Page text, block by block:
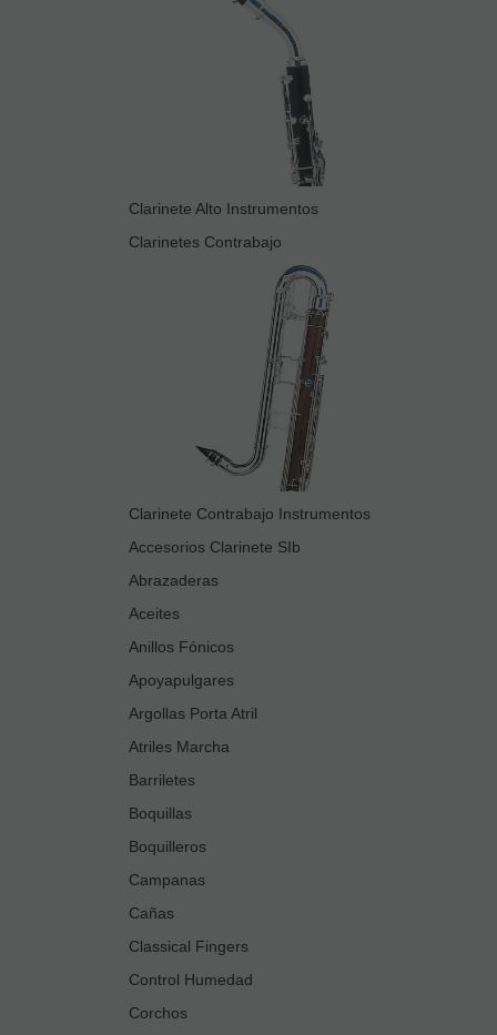
Clarinete Alto Instrumentos
Clarinetes Contrabajo
Clarinete Contrabajo Instrumentos
Accesorios Clarinete SIb
Abrazaderas
Aceites
Anillos Fónicos
Apoyapulgares
Argollas Porta Atril
Atriles Marcha
Barriletes
Boquillas
Boquilleros
Campanas
Cañas
Classical Fingers
Control Humedad
Corchos